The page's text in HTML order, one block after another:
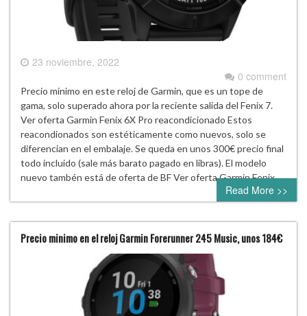
23 noviembre, 2022
0 comment
Precio mínimo en este reloj de Garmin, que es un tope de
gama, solo superado ahora por la reciente salida del Fenix 7.
Ver oferta Garmin Fenix 6X Pro reacondicionado Estos
reacondionados son estéticamente como nuevos, solo se
diferencian en el embalaje. Se queda en unos 300€ precio final
todo incluido (sale más barato pagado en libras). El modelo
nuevo tambén está de oferta de BF Ver oferta Garmin Fenix…
Read More >>
Precio minimo en el reloj Garmin Forerunner 245 Music, unos 184€